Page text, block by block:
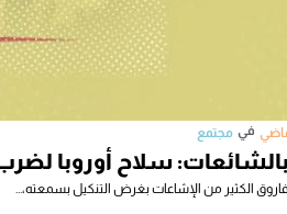
مجتمع في
بالشائعات: سلاح أوروبا
الكثير من الإشاعات بغرض التنكيل بسمعته،...